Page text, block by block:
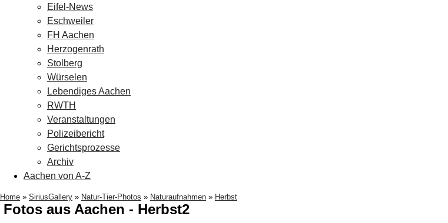
Eifel-News
Eschweiler
FH Aachen
Herzogenrath
Stolberg
Würselen
Lebendiges Aachen
RWTH
Veranstaltungen
Polizeibericht
Gerichtsprozesse
Archiv
Aachen von A-Z
Home » SiriusGallery » Natur-Tier-Photos » Naturaufnahmen » Herbst
Fotos aus Aachen - Herbst2